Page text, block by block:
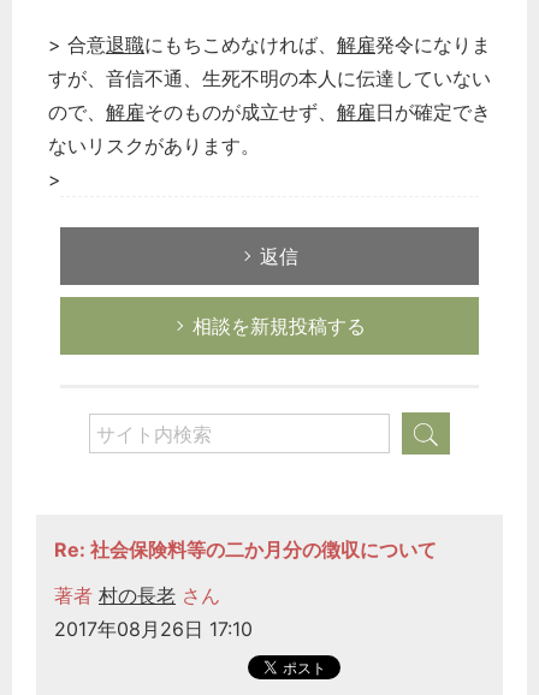
> 合意退職にもちこめなければ、 解雇発令になりま
すが、音信不通、生死不明の本人に伝達していない
ので、 解雇そのものが成立せず、 解雇日が確定でき
ないリスクがあります。
>
返信
相談を新規投稿する
Re: 社会保険料等の二か月分の徴収について
著者 村の長老 さん
2017年08月26日 17:10